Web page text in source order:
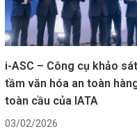
i-ASC – Công cụ khảo
tầm văn hóa an toàn
toàn cầu của IATA
03/02/2026